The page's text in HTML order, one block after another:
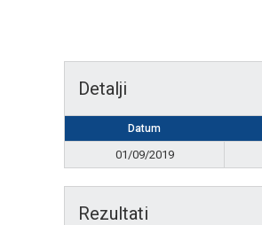
Detalji
Datum
01/09/2019
Rezultati